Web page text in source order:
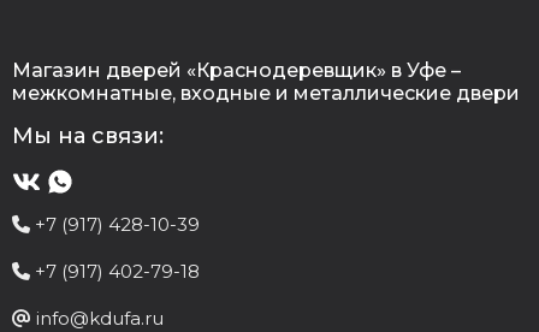
Магазин дверей «Краснодеревщик» в Уфе –
межкомнатные, входные и металлические двери
Мы на связи:
+7 (917) 428-10-39
+7 (917) 402-79-18
info@kdufa.ru